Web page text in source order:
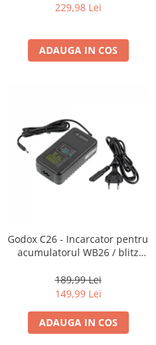
229,98 Lei
ADAUGA IN COS
Godox C26 - Incarcator pentru
acumulatorul WB26 / blitz
189,99 Lei
149,99 Lei
ADAUGA IN COS